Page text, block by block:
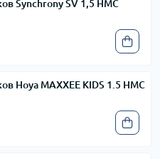
Synchrony SV 1,5 HMC
Hoya MAXXEE KIDS 1.5 HMC